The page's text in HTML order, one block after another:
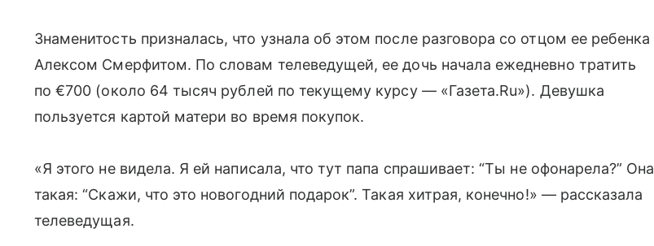
Знаменитость призналась, что узнала об этом после разговора со отцом ее ребенка
Алексом Смерфитом. По словам телеведущей, ее дочь начала ежедневно тратить
по €700 (около 64 тысяч рублей по текущему курсу — «Газета.Ru»). Девушка
пользуется картой матери во время покупок.
«Я этого не видела. Я ей написала, что тут папа спрашивает: “Ты не офонарела?” Она
такая: “Скажи, что это новогодний подарок”. Такая хитрая, конечно!» — рассказала
телеведущая.